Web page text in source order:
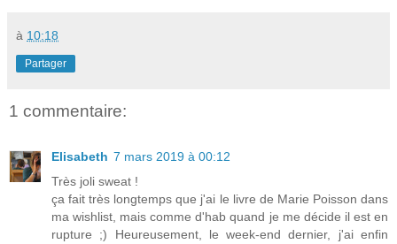
à 10:18
Partager
1 commentaire:
Elisabeth 7 mars 2019 à 00:12
Très joli sweat !
ça fait très longtemps que j'ai le livre de Marie Poisson dans
ma wishlist, mais comme d'hab quand je me décide il est en
rupture ;) Heureusement, le week-end dernier, j'ai enfin